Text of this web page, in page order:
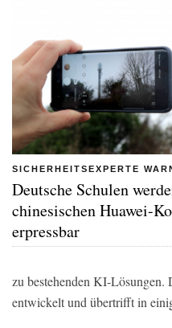
SICHERHEITSEXPERTE
Deutsche Schulen
chinesischen Huawei-
erpressbar
zu bestehenden KI-Lösungen.
entwickelt und übertrifft in